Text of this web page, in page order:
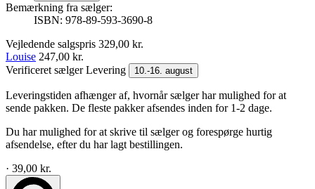
Bemærkning fra sælger:
ISBN: 978-89-593-3690-8
Vejledende salgspris 329,00 kr.
Louise 247,00 kr.
Verificeret sælgerLevering 10.-16. august
Leveringstiden afhænger af, hvornår sælger har mulighed for at
sende pakken. De fleste pakker afsendes inden for 1-2 dage.
Du har mulighed for at skrive til sælger og forespørge hurtig
afsendelse, efter du har lagt bestillingen.
· 39,00 kr.